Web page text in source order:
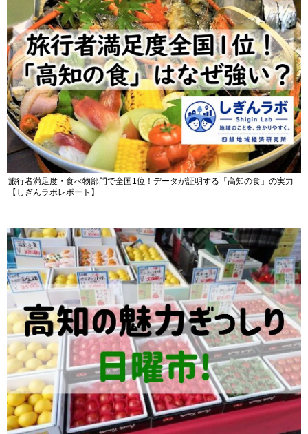
旅行者満足度・食べ物部門で全国1位！データが証明する「高知の食」の実力
【しぎんラボレポート】